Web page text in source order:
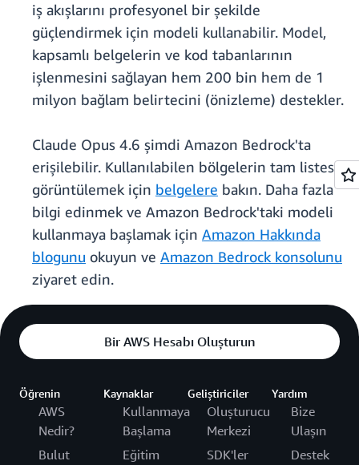
iş akışlarını profesyonel bir şekilde
güçlendirmek için modeli kullanabilir. Model,
kapsamlı belgelerin ve kod tabanlarının
işlenmesini sağlayan hem 200 bin hem de 1
milyon bağlam belirtecini (önizleme) destekler.
Claude Opus 4.6 şimdi Amazon Bedrock'ta
erişilebilir. Kullanılabilen bölgelerin tam listesini
görüntülemek için belgelere bakın. Daha fazla
bilgi edinmek ve Amazon Bedrock'taki modeli
kullanmaya başlamak için Amazon Hakkında
blogunu okuyun ve Amazon Bedrock konsolunu
ziyaret edin.
Bir AWS Hesabı Oluşturun
Öğrenin
AWS
Nedir?
Bulut
Kaynaklar
Kullanmaya
Başlama
Eğitim
Geliştiriciler
Oluşturucu
Merkezi
SDK'ler
Yardım
Bize
Ulaşın
Destek